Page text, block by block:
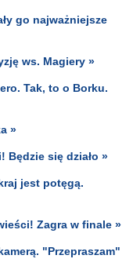
go najważniejsze
ws. Magiery »
Tak, to o Borku.
»
Będzie się działo »
jest potęgą.
Zagra w finale »
"Przepraszam"